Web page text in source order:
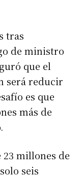
tras
de ministro
que el
será reducir
es que
más de
23 millones de
seis